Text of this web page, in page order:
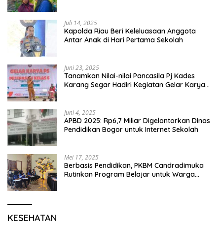
Juli 14, 2025
Kapolda Riau Beri Keleluasaan Anggota
Antar Anak di Hari Pertama Sekolah
Juni 23, 2025
Tanamkan Nilai-nilai Pancasila Pj Kades
Karang Segar Hadiri Kegiatan Gelar Karya
Juni 4, 2025
APBD 2025: Rp6,7 Miliar Digelontorkan Dinas
Pendidikan Bogor untuk Internet Sekolah
Mei 17, 2025
Berbasis Pendidikan, PKBM Candradimuka
Rutinkan Program Belajar untuk Warga
KESEHATAN